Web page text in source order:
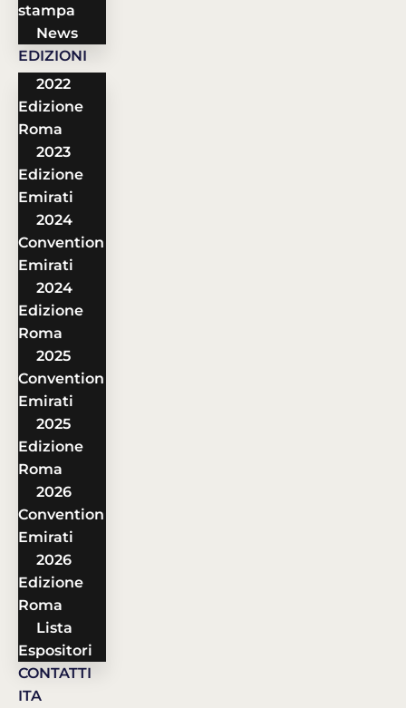
stampa
News
EDIZIONI
2022
Edizione
Roma
2023
Edizione
Emirati
2024
Convention
Emirati
2024
Edizione
Roma
2025
Convention
Emirati
2025
Edizione
Roma
2026
Convention
Emirati
2026
Edizione
Roma
Lista
Espositori
CONTATTI
ITA